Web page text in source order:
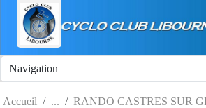
Accueil RANDO CASTRES SUR
Panneau de gestion des cookies